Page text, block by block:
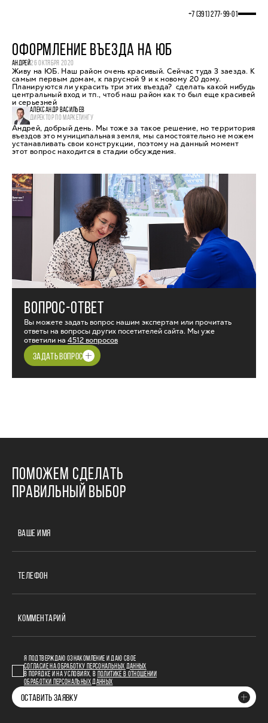
+7 (391) 277‒99‒01
ОФОРМЛЕНИЕ ВЪЕЗДА НА ЮБ
АНДРЕЙ26 ОКТЯБРЯ 2020
Живу на ЮБ. Наш район очень красивый. Сейчас туда 3 заезда. К
самым первым домам, к парусной 9 и к новому 20 дому.
Планируются ли украсить три этих въезда? сделать какой нибудь
центральный вход и тп., чтоб наш район как то был еще красивей
и серьезней
АЛЕКСАНДР ВАСИЛЬЕВ
ДИРЕКТОР ПО МАРКЕТИНГУ
Андрей, добрый день. Мы тоже за такое решение, но территория
въездов это муниципальная земля, мы самостоятельно не можем
устанавливать свои конструкции, поэтому на данный момент
этот вопрос находится в стадии обсуждения.
ВОПРОС-ОТВЕТ
Вы можете задать вопрос нашим экспертам или прочитать
ответы на вопросы других посетителей сайта. Мы уже
ответили на 4512 вопросов
ЗАДАТЬ ВОПРОС
ПОМОЖЕМ СДЕЛАТЬ
ПРАВИЛЬНЫЙ ВЫБОР
ВАШЕ ИМЯ
ТЕЛЕФОН
КОММЕНТАРИЙ
Я ПОДТВЕРЖДАЮ ОЗНАКОМЛЕНИЕ И ДАЮ СВОЕ
СОГЛАСИЕ НА ОБРАБОТКУ ПЕРСОНАЛЬНЫХ ДАННЫХ
В ПОРЯДКЕ И НА УСЛОВИЯХ, В
ПОЛИТИКЕ В ОТНОШЕНИИ
ОБРАБОТКИ ПЕРСОНАЛЬНЫХ ДАННЫХ
ОСТАВИТЬ ЗАЯВКУ